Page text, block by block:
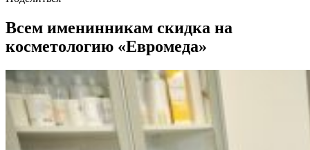
Всем именинникам скидка на
косметологию «Евромеда»